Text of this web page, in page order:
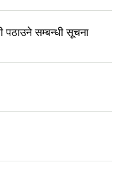
पठाउने सम्बन्धी सूचना